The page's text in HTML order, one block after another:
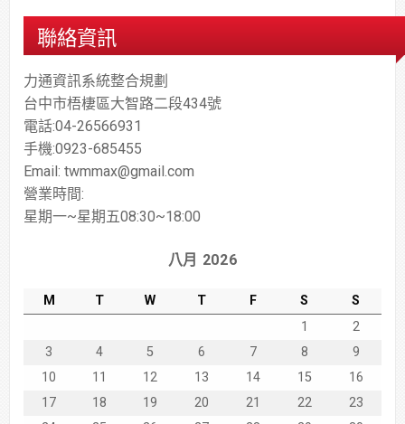
聯絡資訊
力通資訊系統整合規劃
台中市梧棲區大智路二段434號
電話:04-26566931
手機:0923-685455
Email: twmmax@gmail.com
營業時間:
星期一~星期五08:30~18:00
八月 2026
M T W T F S
S
1
2
3
4 5 6 7 8
9
10
11 12 13 14 15
16
17
18 19 20 21 22
23